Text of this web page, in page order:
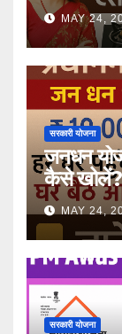
MAY 24,
सरकारी योजना
जनधन
कैसे
MAY 24,
सरकारी योजना